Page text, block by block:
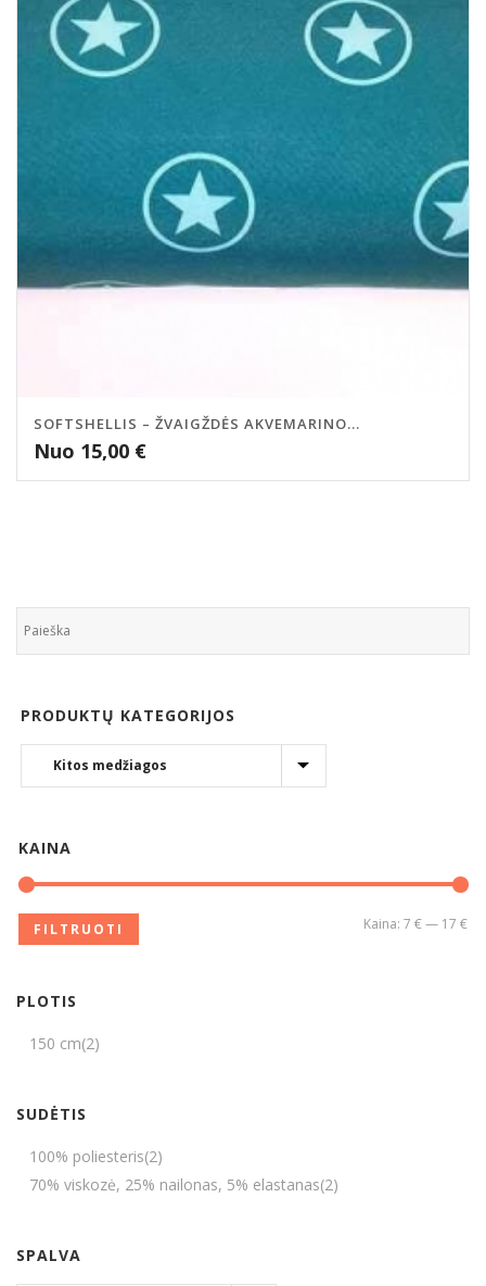
SOFTSHELLIS – ŽVAIGŽDĖS AKVEMARINO...
Nuo 15,00 €
PRODUKTŲ KATEGORIJOS
KAINA
FILTRUOTI Kaina: 7 €— 17 €
PLOTIS
150 cm(2)
SUDĖTIS
100% poliesteris(2)
70% viskozė, 25% nailonas, 5% elastanas(2)
SPALVA